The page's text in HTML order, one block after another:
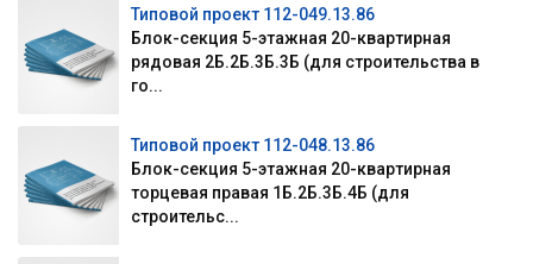
Типовой проект 112-049.13.86
Блок-секция 5-этажная 20-квартирная
рядовая 2Б.2Б.3Б.3Б (для строительства в
го...
Типовой проект 112-048.13.86
Блок-секция 5-этажная 20-квартирная
торцевая правая 1Б.2Б.3Б.4Б (для
строительс...